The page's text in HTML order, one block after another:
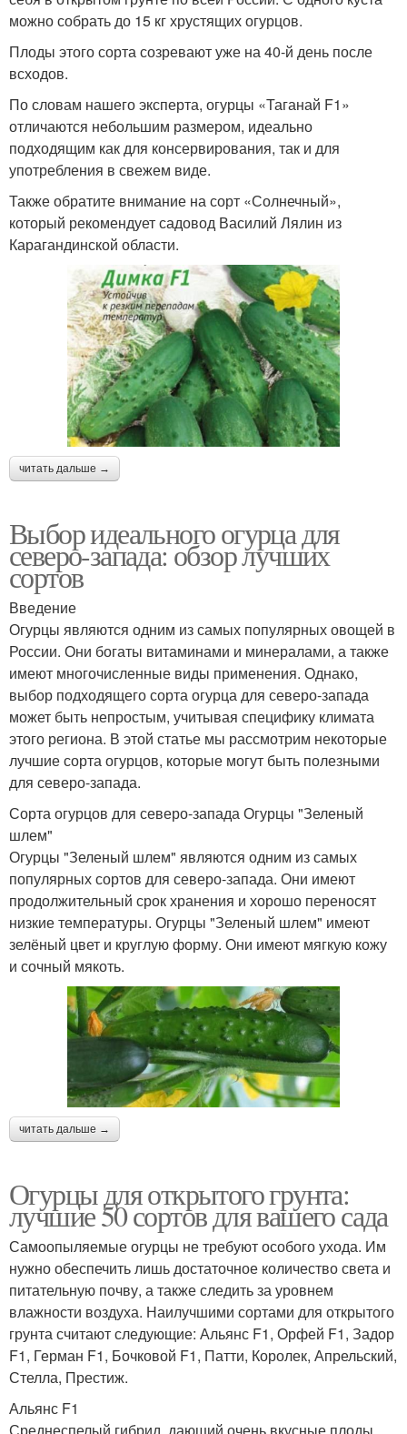
можно собрать до 15 кг хрустящих огурцов.
Плоды этого сорта созревают уже на 40-й день после
всходов.
По словам нашего эксперта, огурцы «Таганай F1»
отличаются небольшим размером, идеально
подходящим как для консервирования, так и для
употребления в свежем виде.
Также обратите внимание на сорт «Солнечный»,
который рекомендует садовод Василий Лялин из
Карагандинской области.
читать дальше →
Выбор идеального огурца для
северо-запада: обзор лучших
сортов
Введение
Огурцы являются одним из самых популярных овощей в
России. Они богаты витаминами и минералами, а также
имеют многочисленные виды применения. Однако,
выбор подходящего сорта огурца для северо-запада
может быть непростым, учитывая специфику климата
этого региона. В этой статье мы рассмотрим некоторые
лучшие сорта огурцов, которые могут быть полезными
для северо-запада.
Сорта огурцов для северо-запада Огурцы "Зеленый
шлем"
Огурцы "Зеленый шлем" являются одним из самых
популярных сортов для северо-запада. Они имеют
продолжительный срок хранения и хорошо переносят
низкие температуры. Огурцы "Зеленый шлем" имеют
зелёный цвет и круглую форму. Они имеют мягкую кожу
и сочный мякоть.
читать дальше →
Огурцы для открытого грунта:
лучшие 50 сортов для вашего сада
Самоопыляемые огурцы не требуют особого ухода. Им
нужно обеспечить лишь достаточное количество света и
питательную почву, а также следить за уровнем
влажности воздуха. Наилучшими сортами для открытого
грунта считают следующие: Альянс F1, Орфей F1, Задор
F1, Герман F1, Бочковой F1, Патти, Королек, Апрельский,
Стелла, Престиж.
Альянс F1